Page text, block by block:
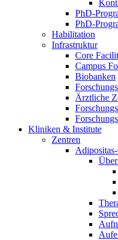
PhD-
PhD-
Habilitation
Infrastruktur
Core
Campus
Biobanken
Ärztliche
Kliniken & Institute
Zentren